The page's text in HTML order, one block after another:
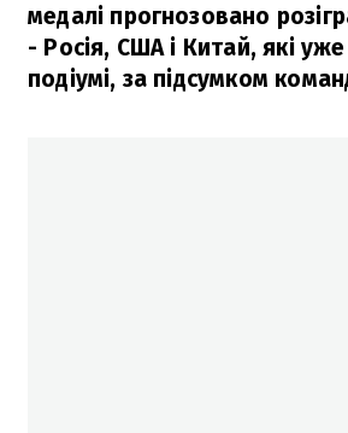
медалі прогнозовано
- Росія, США і Китай, які
подіумі, за підсумком